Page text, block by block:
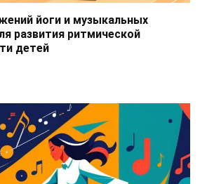
йоги и музыкальных
развития ритмической
детей